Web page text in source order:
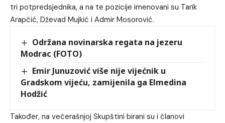
tri potpredsjednika, a na te pozicije imenovani su Tarik
Arapčić, Dževad Mujkić i Admir Mosorović.
Održana novinarska regata na jezeru
Modrac (FOTO)
Emir Junuzović više nije vijećnik u
Gradskom vijeću, zamijenila ga Elmedina
Hodžić
Također, na večerašnjoj Skupštini birani su i članovi